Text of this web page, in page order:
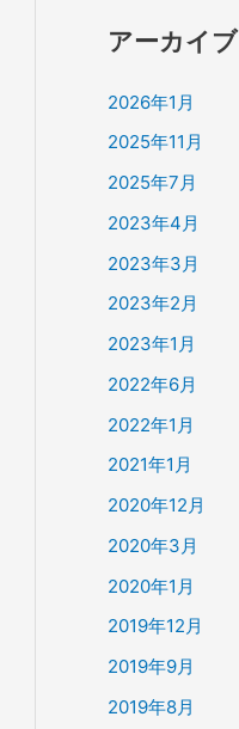
アーカイブ
2026年1月
2025年11月
2025年7月
2023年4月
2023年3月
2023年2月
2023年1月
2022年6月
2022年1月
2021年1月
2020年12月
2020年3月
2020年1月
2019年12月
2019年9月
2019年8月